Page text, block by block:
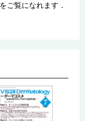
ご覧になれます．